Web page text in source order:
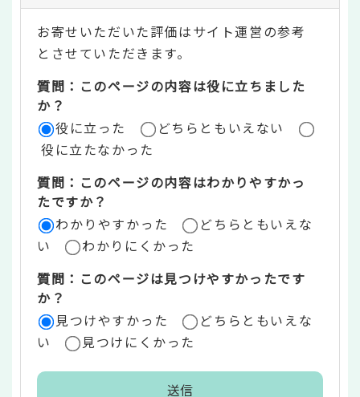
テ
ン
ツ
評
価
リ
ア
お寄せいただいた評価はサイト運営の参考
とさせていただきます。
質問：このページの内容は役に立ちました
か？
役に立った
どちらともいえない
役に立たなかった
質問：このページの内容はわかりやすかっ
たですか？
わかりやすかった
どちらともいえな
い
わかりにくかった
質問：このページは見つけやすかったです
か？
見つけやすかった
どちらともいえな
い
見つけにくかった